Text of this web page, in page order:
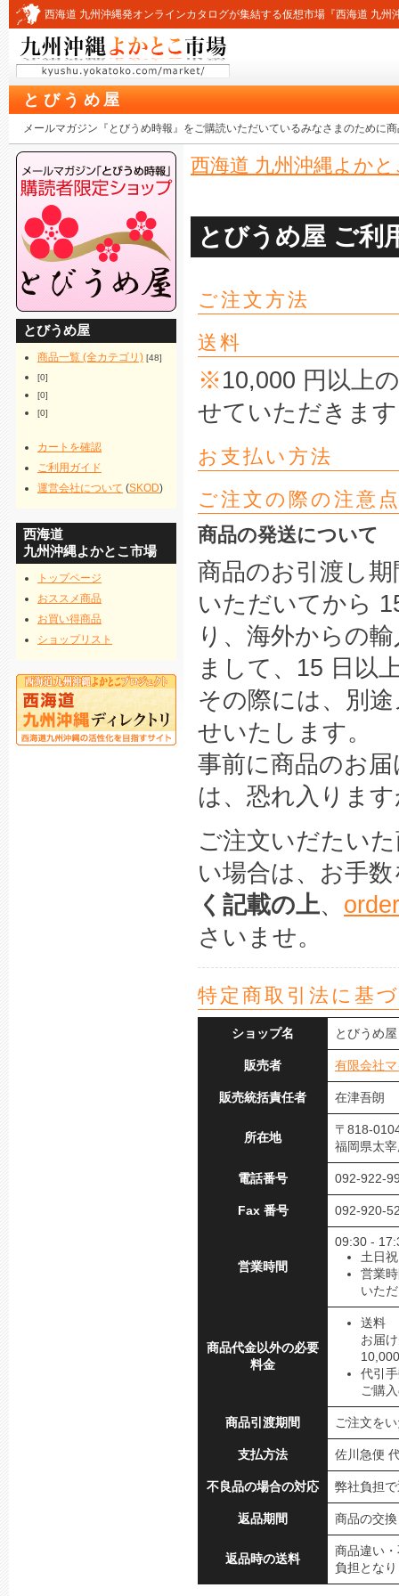
西海道 九州沖縄発オンラインカタログが集結する仮想市場『西海道 九
とびうめ屋
メールマガジン『とびうめ時報』をご購読いただいているみなさまのために
とびうめ屋
商品一覧 (全カテゴリ) [48]
[0]
[0]
[0]
カートを確認
ご利用ガイド
運営会社について (SKOD)
西海道
九州沖縄よかとこ市場
トップページ
おススメ商品
お買い得商品
ショップリスト
西海道 九州沖縄よか
とびうめ屋 ご利
ご注文方法
送料
※10,000 円以上
せていただきま
お支払い方法
ご注文の際の注意
商品の発送について
商品のお引渡し
いただいてから
り、海外からの
まして、15 日以
その際には、別
せいたします。
事前に商品のお
は、恐れ入りま
ご注文いだたい
い場合は、お手
く記載の上、
さいませ。
特定商取引法に基
ショップ名 とびうめ屋
販売者 有限会社
販売統括責任者 在津吾朗
所在地
〒818-
福岡県太
電話番号 092-922-
Fax 番号 092-920-
営業時間
09:30 -
土日
営業
いた
商品代金以外の必要
料金
送料
お届
代引
ご購
商品引渡期間 ご注文を
支払方法 佐川急便
不良品の場合の対応 弊社負担
返品期間 商品の交
返品時の送料
商品違い
負担とな